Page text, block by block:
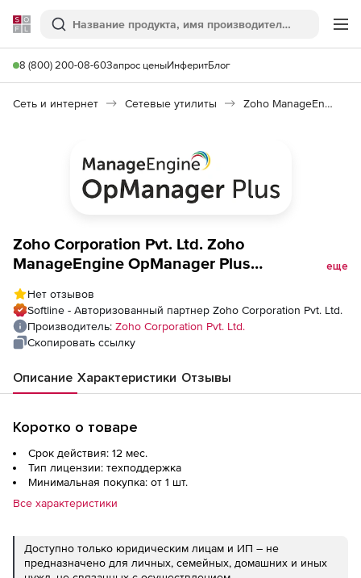
Softline
Поиск
8 (800) 200-08-60Запрос ценыИнферитБлог
Сеть и интернет Сетевые утилиты Zoho ManageEngine OpManager Plus
Zoho Corporation Pvt. Ltd. Zoho
ManageEngine OpManager Plus
год), fee for Siebel Monitor Add-on APM
Plugin
еще
Нет отзывов
Softline - Авторизованный партнер Zoho Corporation Pvt. Ltd.
Производитель: Zoho Corporation Pvt. Ltd.
Скопировать ссылку
Описание Характеристики Отзывы
Коротко о товаре
Срок действия: 12 мес.
Тип лицензии: техподдержка
Минимальная покупка: от 1 шт.
Все характеристики
Доступно только юридическим лицам и ИП – не
предназначено для личных, семейных, домашних и иных